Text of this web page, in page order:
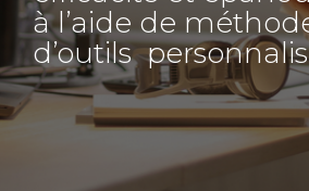
à l’aide de
d’outils